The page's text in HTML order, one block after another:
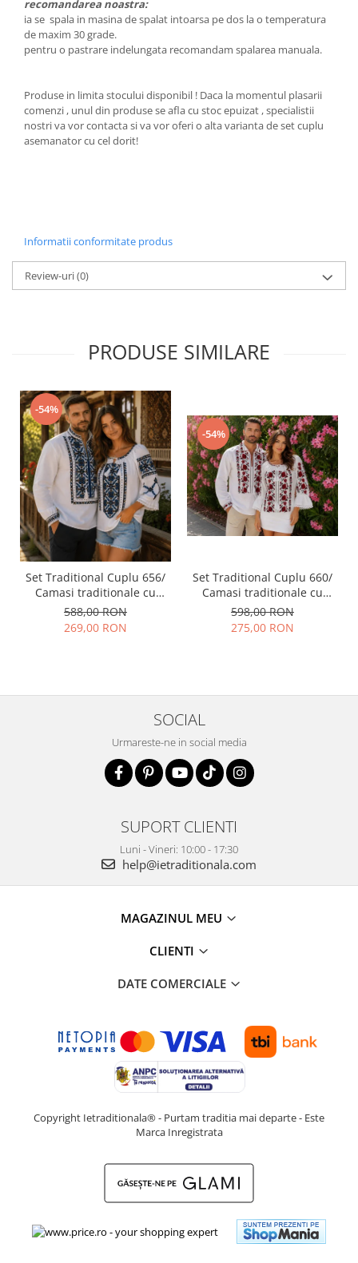
recomandarea noastra:
ia se spala in masina de spalat intoarsa pe dos la o temperatura
de maxim 30 grade.
pentru o pastrare indelungata recomandam spalarea manuala.
Produse in limita stocului disponibil ! Daca la momentul plasarii
comenzi , unul din produse se afla cu stoc epuizat , specialistii
nostri va vor contacta si va vor oferi o alta varianta de set cuplu
asemanator cu cel dorit!
Informatii conformitate produs
Review-uri(0)
PRODUSE SIMILARE
-54%
Set Traditional Cuplu 656/
Camasi traditionale cu
broderie
588,00 RON
269,00 RON
-54%
Set Traditional Cuplu 660/
Camasi traditionale cu
broderie
598,00 RON
275,00 RON
SOCIAL
Urmareste-ne in social media
SUPORT CLIENTI
Luni - Vineri: 10:00 - 17:30
help@ietraditionala.com
MAGAZINUL MEU
CLIENTI
DATE COMERCIALE
Copyright Ietraditionala® - Purtam traditia mai departe - Este
Marca Inregistrata